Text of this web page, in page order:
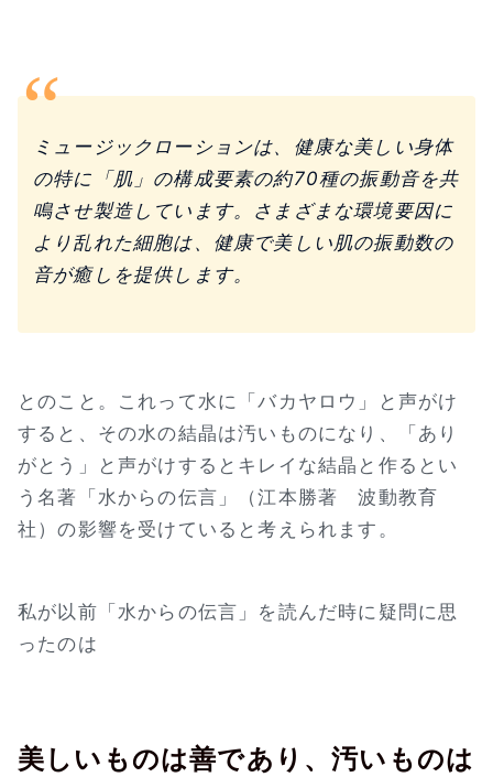
ミュージックローションは、健康な美しい身体
の特に「肌」の構成要素の約70種の振動音を共
鳴させ製造しています。さまざまな環境要因に
より乱れた細胞は、健康で美しい肌の振動数の
音が癒しを提供します。
とのこと。これって水に「バカヤロウ」と声がけ
すると、その水の結晶は汚いものになり、「あり
がとう」と声がけするとキレイな結晶と作るとい
う名著「水からの伝言」（江本勝著 波動教育
社）の影響を受けていると考えられます。
私が以前「水からの伝言」を読んだ時に疑問に思
ったのは
美しいものは善であり、汚いものは